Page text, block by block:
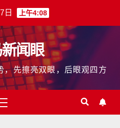
日 上午4:08
闻眼
，先擦亮双眼，后眼观四方